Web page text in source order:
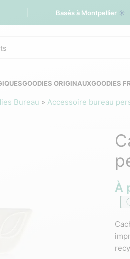
Basés à Montpellier ☀️
GOODIES ORIGINAUXGOODIES
Bureau » Accessoire bureau
À